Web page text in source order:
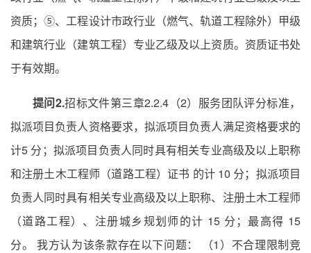
资质；⑤、工程设计市政行业（燃气、轨道工程除外）甲级
和建筑行业（建筑工程）专业乙级及以上资质。资质证书处
于有效期。
提问2.招标文件第三章2.2.4（2）服务团队评分标准，
拟派项目负责人资格要求，拟派项目负责人满足资格要求的
计5 分；拟派项目负责人同时具有相关专业高级及以上职称
和注册土木工程师（道路工程）证书 的计 10 分；拟派项目
负责人同时具有相关专业高级及以上职称、注册土木工程师
（道路工程）、注册城乡规划师的计 15 分；最高得 15
分。 我方认为该条款存在以下问题： （1）不合理限制竞